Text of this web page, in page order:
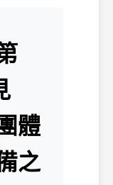
體
之